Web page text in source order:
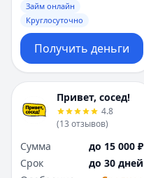
Займ онлайн
Круглосуточно
Получить деньги
Привет, сосед!
4.8
(13 отзывов)
Сумма
до 15 000 ₽
Срок
до 30 дней